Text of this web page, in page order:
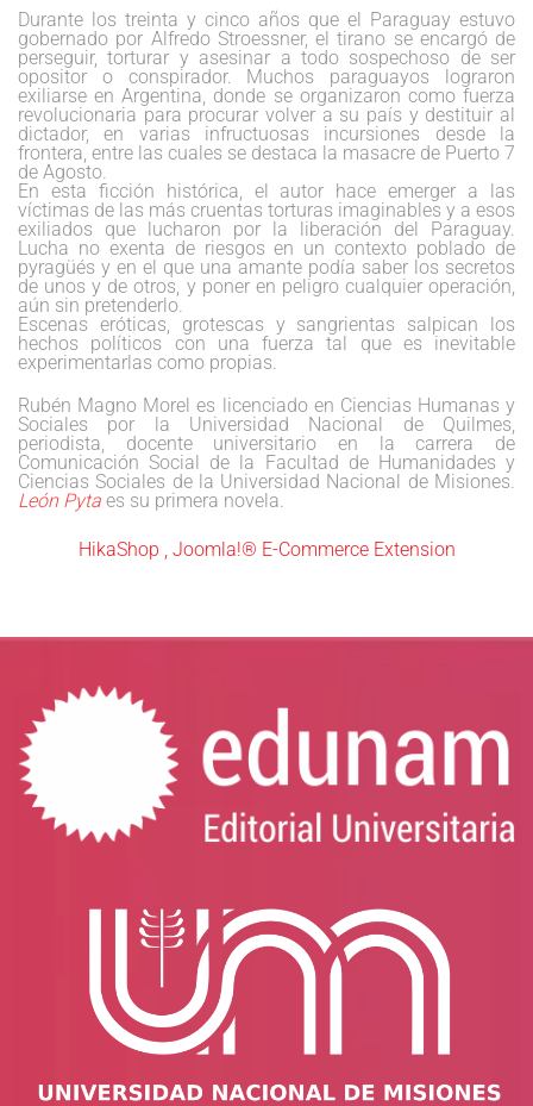
Durante los treinta y cinco años que el Paraguay estuvo
gobernado por Alfredo Stroessner, el tirano se encargó de
perseguir, torturar y asesinar a todo sospechoso de ser
opositor o conspirador. Muchos paraguayos lograron
exiliarse en Argentina, donde se organizaron como fuerza
revolucionaria para procurar volver a su país y destituir al
dictador, en varias infructuosas incursiones desde la
frontera, entre las cuales se destaca la masacre de Puerto 7
de Agosto.
En esta ficción histórica, el autor hace emerger a las
víctimas de las más cruentas torturas imaginables y a esos
exiliados que lucharon por la liberación del Paraguay.
Lucha no exenta de riesgos en un contexto poblado de
pyragüés y en el que una amante podía saber los secretos
de unos y de otros, y poner en peligro cualquier operación,
aún sin pretenderlo.
Escenas eróticas, grotescas y sangrientas salpican los
hechos políticos con una fuerza tal que es inevitable
experimentarlas como propias.
Rubén Magno Morel es licenciado en Ciencias Humanas y
Sociales por la Universidad Nacional de Quilmes,
periodista, docente universitario en la carrera de
Comunicación Social de la Facultad de Humanidades y
Ciencias Sociales de la Universidad Nacional de Misiones.
León Pyta es su primera novela.
HikaShop , Joomla!® E-Commerce Extension